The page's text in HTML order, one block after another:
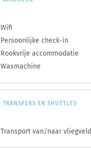
Wifi
Persoonlijke check-in
Rookvrije accommodatie
Wasmachine
TRANSFERS EN SHUTTLES
Transport van/naar vliegveld